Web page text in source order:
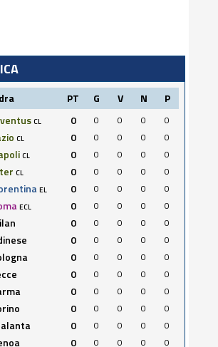
PT G V N P
CL 0 0 0 0
0
CL 0 0 0 0
0
CL 0 0 0 0
0
CL 0 0 0 0
0
EL 0 0 0 0
0
ECL 0 0 0 0
0
0 0 0 0
0
0 0 0 0
0
0 0 0 0
0
0 0 0 0
0
0 0 0 0
0
0 0 0 0
0
0 0 0 0
0
0 0 0 0 0